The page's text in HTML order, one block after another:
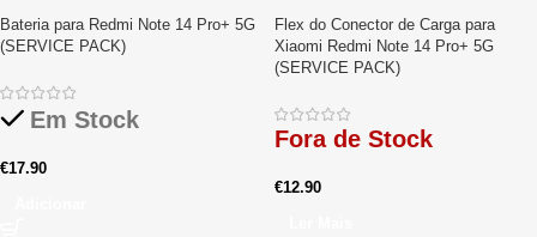
Bateria para Redmi Note 14 Pro+ 5G
(SERVICE PACK)
Em Stock
€17.90
Flex do Conector de Carga para
Xiaomi Redmi Note 14 Pro+ 5G
(SERVICE PACK)
Fora de Stock
€12.90